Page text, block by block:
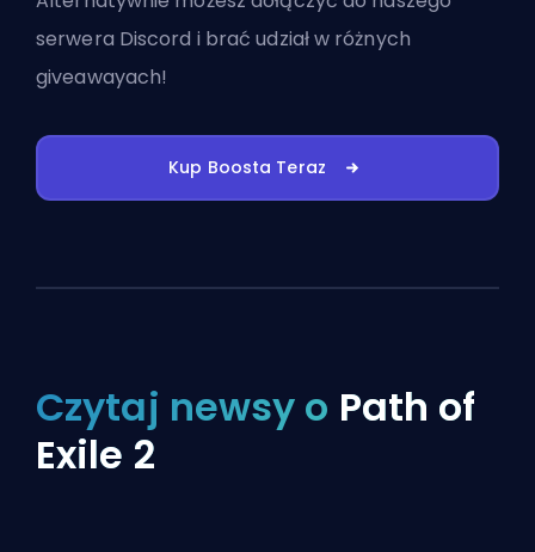
serwera Discord i brać udział w różnych
giveawayach!
Kup Boosta Teraz
Czytaj newsy o Path of
Exile 2